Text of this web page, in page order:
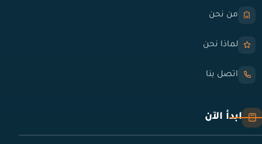
من نحن
لماذا نحن
اتصل بنا
ابدأ الآن